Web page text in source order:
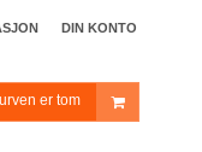
DIN KONTO
er tom